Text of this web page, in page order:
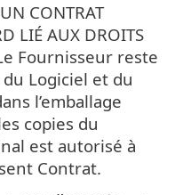
CONTRAT
LIÉ AUX DROITS
Le Fournisseur reste
Logiciel et du
l’emballage
copies du
est autorisé à
Contrat.